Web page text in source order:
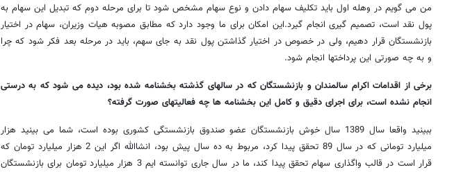
من می گویم در وهله اول باید تکلیف سهام دادن و نوع سهام مشخص شود تا برای مرحله دوم که تبدیل این سهام به
پول نقد است، تصمیم گیری انجام گیرد.این امکان برای ما وجود دارد که مطابق مصوبه هیات وزیران، سهام در اختیار
بازنشستگان قرار دهیم، ولی در خصوص در اختیار گذاشتن پول نقد به جای سهم، باید در مرحله بعد فکر شود که چرا
و به چه صورتی این پرداختها انجام شود.
برخی از اقدامات اکرام سالمندان و بازنشستگان که در سالهای گذشته بخشنامه شده بود، دیده می شود که به درستی
انجام نشده است، برای اجرای دقیق و کامل این بخشنامه ها چه فعالیتهای صورت گرفته؟
ببینید واقعا سال 1389 سال خوش بازنشستگان عضو صندوق بازنشستگی کشوری بوده است، شما می بینید هزار
میلیارد تومانی که در سال 89 تحقق پیدا کرد، مربوط به ده سال پیش بود، انشاالله اگر این 2 هزار میلیارد تومان که
قرار است در قالب واگذاری سهام تحقق پیدا کند، ما در سال جاری توانسته ایم 3 هزار میلیارد تومان برای بازنشستگان